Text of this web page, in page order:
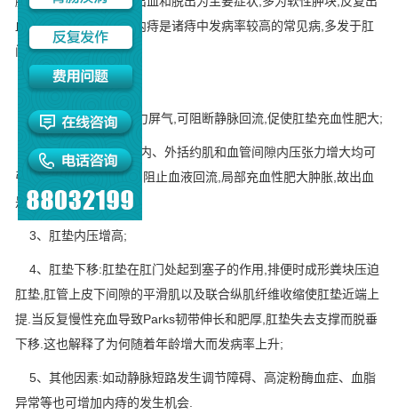
血,可引起严重的贫血.内痔是诸痔中发病率较高的常见病,多发于肛
门右前、右后和左侧.
内痔的病因:
1、便秘及排便时用力屏气,可阻断静脉回流,促使肛垫充血性肥大;
2、肛管静息压增高,内、外括约肌和血管间隙内压张力增大均可
引起静止期张力的增加,阻止血液回流,局部充血性肥大肿胀,故出血
是鲜红的,裂口易愈合;
3、肛垫内压增高;
4、肛垫下移:肛垫在肛门处起到塞子的作用,排便时成形粪块压迫
肛垫,肛管上皮下间隙的平滑肌以及联合纵肌纤维收缩使肛垫近端上
提.当反复慢性充血导致Parks韧带伸长和肥厚,肛垫失去支撑而脱垂
下移.这也解释了为何随着年龄增大而发病率上升;
5、其他因素:如动静脉短路发生调节障碍、高淀粉酶血症、血脂
异常等也可增加内痔的发生机会.